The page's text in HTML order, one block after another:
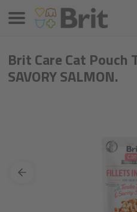
Brit Care Cat Pouch
SAVORY SALMON.
Menü